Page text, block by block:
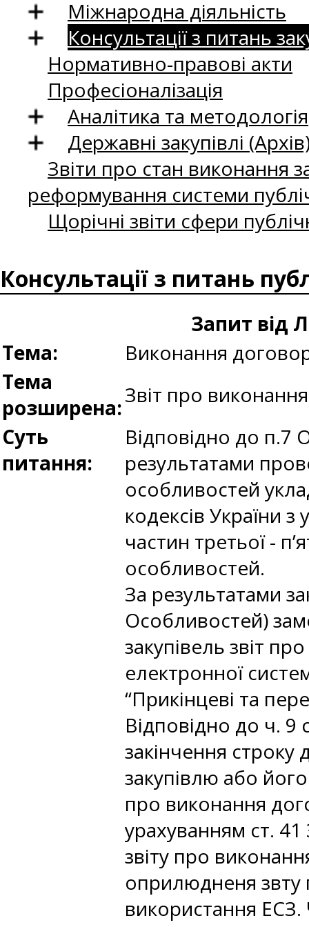
Міжнародна діяльність
Консультації з питань
Нормативно-правові акти
Професіоналізація
Аналітика та методологія
Державні закупівлі
Звіти про стан виконання
реформування системи
Щорічні звіти сфери
Консультації з питань
Запит від
Тема:
Виконання
Тема
розширена:Звіт про
Суть
питання:
Відповідно до п.7
результатами
особливостей
кодексів України
частин третьої -
особливостей.
За результатами
Особливостей)
закупівель звіт
електронної
“Прикінцеві та
Відповідно до ч. 9
закінчення
закупівлю або
про виконання
урахуванням ст.
звіту про
оприлюдненя звту
використання